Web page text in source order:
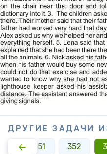
ДРУГИЕ ЗАДАЧИ
351 352